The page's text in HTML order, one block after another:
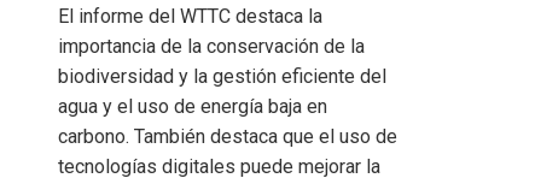
El informe del WTTC destaca la
importancia de la conservación de la
biodiversidad y la gestión eficiente del
agua y el uso de energía baja en
carbono. También destaca que el uso de
tecnologías digitales puede mejorar la